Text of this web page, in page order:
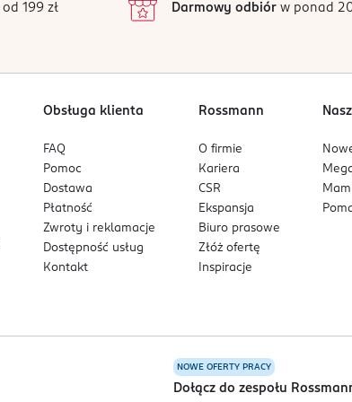
od 199 zł Darmowy odbiórw ponad
Obsługa klienta
FAQ
Pomoc
Dostawa
Płatność
Zwroty i reklamacje
Dostępność usług
Kontakt
Rossmann
O firmie
Kariera
CSR
Ekspansja
Biuro prasowe
Złóż ofertę
Inspiracje
NOWE OFERTY PRACY
Dołącz do zespołu